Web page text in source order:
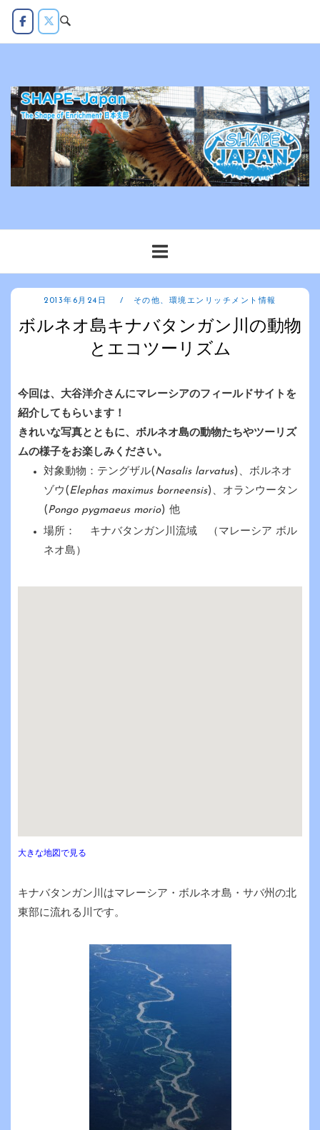
2013年6月24日 その他、 環境エンリッチメント情報
ボルネオ島キナバタンガン川の動物
とエコツーリズム
今回は、大谷洋介さんにマレーシアのフィールドサイトを
紹介してもらいます！
きれいな写真とともに、ボルネオ島の動物たちやツーリズ
ムの様子をお楽しみください。
対象動物：テングザル( Nasalis larvatus)、ボルネオ
ゾウ( Elephas maximus borneensis)、オランウータン
( Pongo pygmaeus morio) 他
場所： キナバタンガン川流域 （マレーシア ボル
ネオ島）
大きな地図で見る
キナバタンガン川はマレーシア・ボルネオ島・サバ州の北
東部に流れる川です。